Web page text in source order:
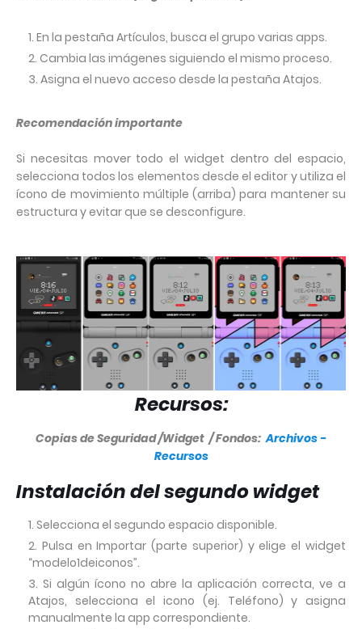
En la pestaña Artículos, busca el grupo varias apps.
Cambia las imágenes siguiendo el mismo proceso.
Asigna el nuevo acceso desde la pestaña Atajos.
Recomendación importante
Si necesitas mover todo el widget dentro del espacio,
selecciona todos los elementos desde el editor y utiliza el
ícono de movimiento múltiple (arriba) para mantener su
estructura y evitar que se desconfigure.
Recursos:
Copias de Seguridad /Widget / Fondos:Archivos -
Recursos
Instalación del segundo widget
Selecciona el segundo espacio disponible.
Pulsa en Importar (parte superior) y elige el widget
“modelo1deiconos”.
Si algún ícono no abre la aplicación correcta, ve a
Atajos, selecciona el icono (ej. Teléfono) y asigna
manualmente la app correspondiente.